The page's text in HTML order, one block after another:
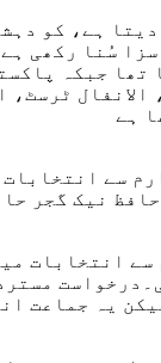
ہے، کو
میں پاکستان کی انسداد دہشتگردی کی
کی فہرست میں
ٹرسٹ،
ہے
لیگ کے پلیٹ فارم
نیک گجر
لیگ‘ نامی جماعت
یہ جماعت